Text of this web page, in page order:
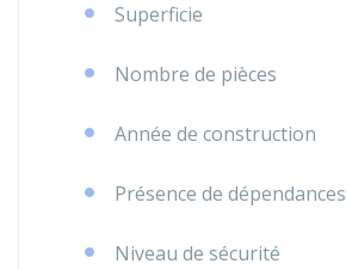
Superficie
Nombre de pièces
Année de construction
Présence de dépendances
Niveau de sécurité